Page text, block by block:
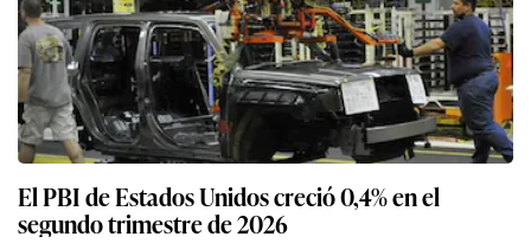
El PBI de Estados Unidos creció 0,4% en el
segundo trimestre de 2026